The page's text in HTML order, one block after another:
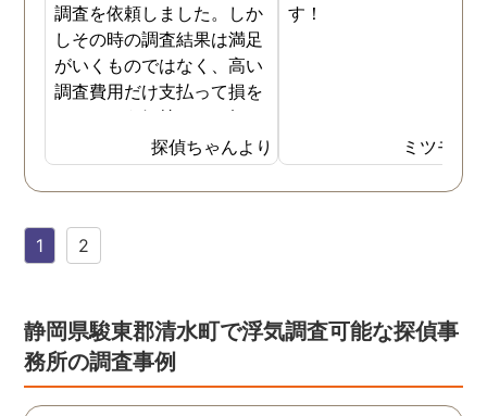
調査を依頼しました。しか
しその時の調査結果は満足
がいくものではなく、高い
調査費用だけ支払って損を
したという気持ちで一杯で
した。今回また夫の浮気疑
惑が浮上し、今度こそは探
偵選びにも気を遣いまし
せの段階から「ここなら安
査期間の間に動かぬ証拠を
いくつも掴んできてくれま
した。追加の調査費用など
もなく、探偵選びの重要さ
探偵ちゃんより
す！
ミツモア
1 2
静岡県駿東郡清水町で浮気調査可能な探偵事
務所の調査事例